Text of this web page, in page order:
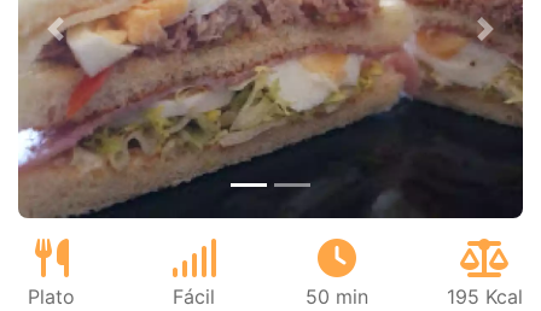
Anterior
Plato Fácil 50 min 195 Kcal